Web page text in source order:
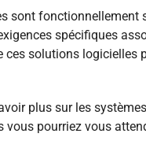
sont
spécifiques
solutions logicielles
plus sur les
pourriez vous